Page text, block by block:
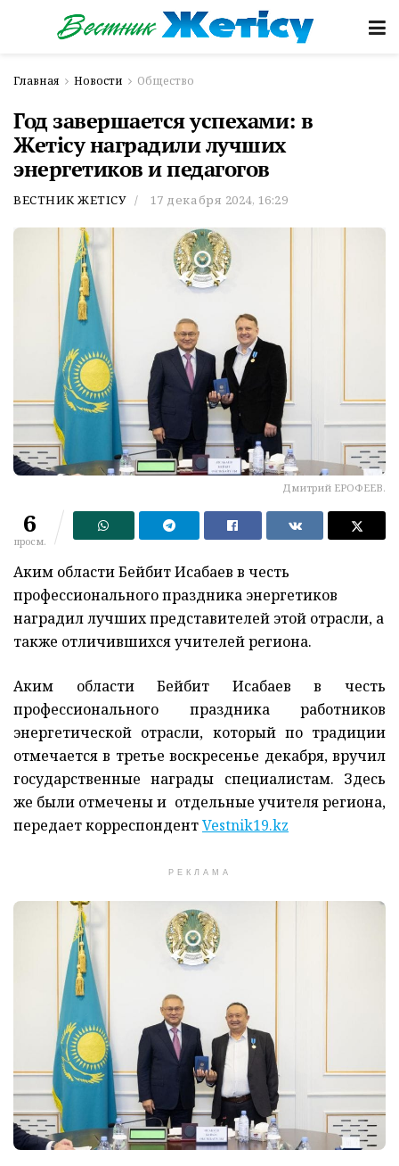
Главная Новости Общество
Год завершается успехами: в
Жетісу наградили лучших
энергетиков и педагогов
ВЕСТНИК ЖЕТІСУ 17 декабря 2024, 16:29
Дмитрий ЕРОФЕЕВ.
6
просм.
Аким области Бейбит Исабаев в честь
профессионального праздника энергетиков
наградил лучших представителей этой отрасли, а
также отличившихся учителей региона.
Аким области Бейбит Исабаев в честь
профессионального праздника работников
энергетической отрасли, который по традиции
отмечается в третье воскресенье декабря, вручил
государственные награды специалистам. Здесь
же были отмечены и отдельные учителя региона,
передает корреспондентVestnik19.kz
РЕКЛАМА